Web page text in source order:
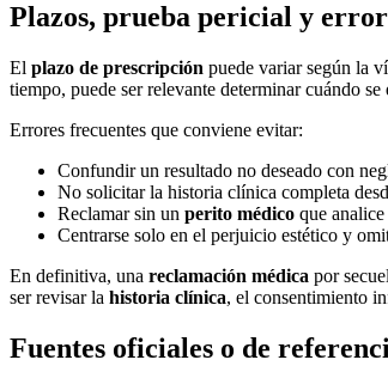
Plazos, prueba pericial y
El plazo de prescripción puede variar según la
tiempo, puede ser relevante determinar cuándo
Errores frecuentes que conviene evitar:
Confundir un resultado no deseado con
No solicitar la historia clínica completa
Reclamar sin un perito médico que
Centrarse solo en el perjuicio estético y
En definitiva, una reclamación médica por
ser revisar la historia clínica, el consentimiento
Fuentes oficiales o de